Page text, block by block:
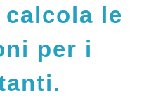
le
per i